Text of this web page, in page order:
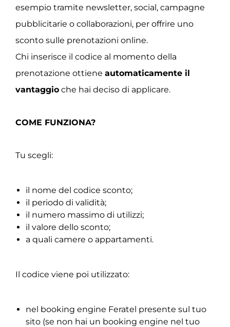
esempio tramite newsletter, social, campagne
pubblicitarie o collaborazioni, per offrire uno
sconto sulle prenotazioni online.
Chi inserisce il codice al momento della
prenotazione ottiene automaticamente il
vantaggio che hai deciso di applicare.
COME FUNZIONA?
Tu scegli:
il nome del codice sconto;
il periodo di validità;
il numero massimo di utilizzi;
il valore dello sconto;
a quali camere o appartamenti.
Il codice viene poi utilizzato:
nel booking engine Feratel presente sul tuo
sito (se non hai un booking engine nel tuo